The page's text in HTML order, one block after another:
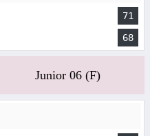
71
68
Junior 06 (F)